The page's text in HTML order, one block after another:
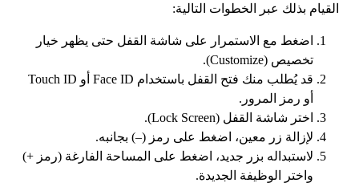
القيام بذلك عبر الخطوات التالية:
اضغط مع الاستمرار على شاشة القفل حتى يظهر خيار
تخصيص (Customize).
قد يُطلب منك فتح القفل باستخدام Face ID أو Touch ID
أو رمز المرور.
اختر شاشة القفل (Lock Screen).
لإزالة زر معين، اضغط على رمز (–) بجانبه.
لاستبداله بزر جديد، اضغط على المساحة الفارغة (رمز +)
واختر الوظيفة الجديدة.